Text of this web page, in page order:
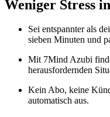
Weniger Stress
Sei entspannter als
sieben Minuten und
Mit 7Mind Azubi
herausfordernden
Kein Abo, keine
automatisch aus.